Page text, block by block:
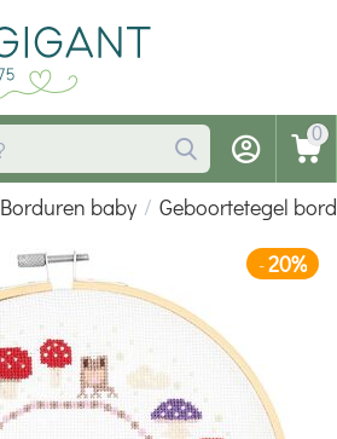
0
Borduren baby / Geboortetegel
-20%